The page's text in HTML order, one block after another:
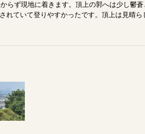
らず現地に着きます。頂上の郭へは少し鬱
れていて登りやすかったです。頂上は見晴ら